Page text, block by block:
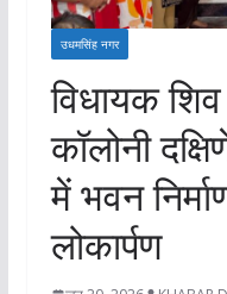
उधमसिंह नगर
विधायक शिव
कॉलोनी
में भवन
लोकार्पण